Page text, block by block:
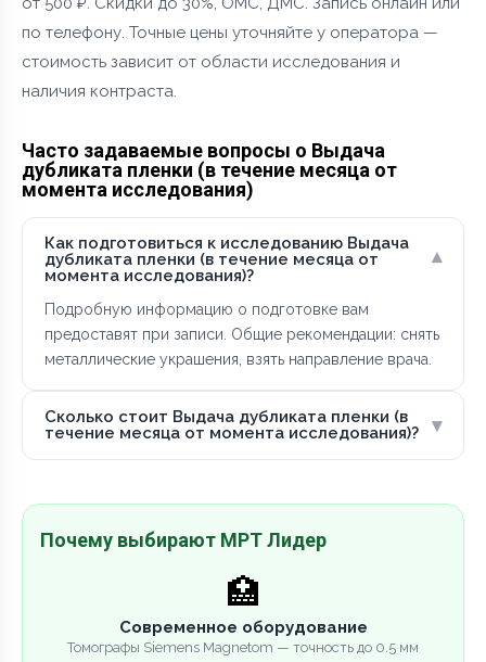
по телефону. Точные цены уточняйте у оператора —
стоимость зависит от области исследования и
наличия контраста.
Часто задаваемые вопросы о Выдача
дубликата пленки (в течение месяца от
момента исследования)
Как подготовиться к исследованию Выдача
дубликата пленки (в течение месяца от
момента исследования)?
▾
Подробную информацию о подготовке вам
предоставят при записи. Общие рекомендации: снять
металлические украшения, взять направление врача.
Сколько стоит Выдача дубликата пленки (в
течение месяца от момента исследования)?
▾
Почему выбирают МРТ Лидер
🏥
Современное оборудование
Томографы Siemens Magnetom — точность до 0.5 мм